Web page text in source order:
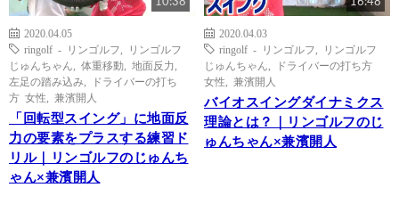
2020.04.05
ringolf - リンゴルフ
リンゴルフ
じゅんちゃん
体重移動 地面反力
左足の踏み込み
ドライバーの打ち
方 女性
兼濱開人
「回転型スイング」に地面反
力の要素をプラスする練習ド
リル｜リンゴルフのじゅんち
ゃん×兼濱開人
2020.04.03
ringolf - リンゴルフ
リンゴルフ
じゅんちゃん
ドライバーの打ち方
女性
兼濱開人
バイオスイングダイナミクス
理論とは？｜リンゴルフのじ
ゅんちゃん×兼濱開人